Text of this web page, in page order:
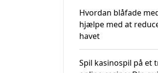
Hvordan blåfade
hjælpe med at
havet
Spil kasinospil på